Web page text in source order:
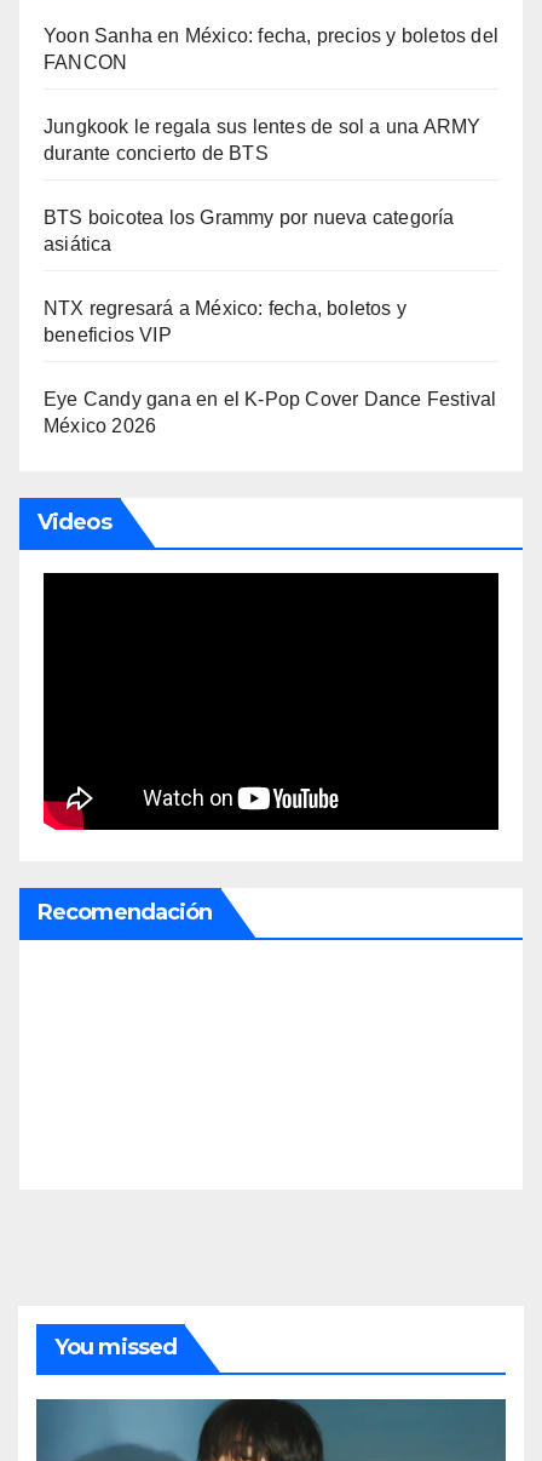
Yoon Sanha en México: fecha, precios y boletos del
FANCON
Jungkook le regala sus lentes de sol a una ARMY
durante concierto de BTS
BTS boicotea los Grammy por nueva categoría
asiática
NTX regresará a México: fecha, boletos y
beneficios VIP
Eye Candy gana en el K-Pop Cover Dance Festival
México 2026
Videos
Recomendación
You missed